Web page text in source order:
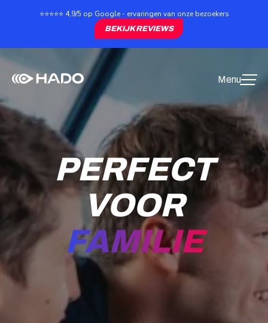
⭐⭐⭐⭐⭐ 4,9/5 op Google - ervaringen van onze bezoekers
BEKIJK REVIEWS
PERFECT
VOOR
VRIENDEN
FAMILIE